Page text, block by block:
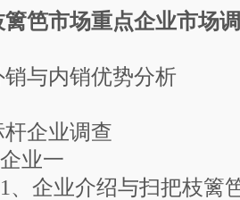
笆市场重点企业市场
与内销优势分析
企业调查
一
绍与扫把枝篱笆